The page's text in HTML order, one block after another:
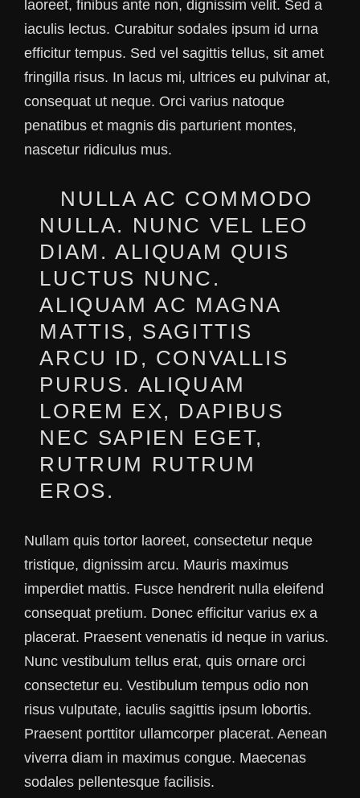
laoreet, finibus ante non, dignissim velit. Sed a
iaculis lectus. Curabitur sodales ipsum id urna
efficitur tempus. Sed vel sagittis tellus, sit amet
fringilla risus. In lacus mi, ultrices eu pulvinar at,
consequat ut neque. Orci varius natoque
penatibus et magnis dis parturient montes,
nascetur ridiculus mus.
NULLA AC COMMODO
NULLA. NUNC VEL LEO
DIAM. ALIQUAM QUIS
LUCTUS NUNC.
ALIQUAM AC MAGNA
MATTIS, SAGITTIS
ARCU ID, CONVALLIS
PURUS. ALIQUAM
LOREM EX, DAPIBUS
NEC SAPIEN EGET,
RUTRUM RUTRUM
EROS.
Nullam quis tortor laoreet, consectetur neque
tristique, dignissim arcu. Mauris maximus
imperdiet mattis. Fusce hendrerit nulla eleifend
consequat pretium. Donec efficitur varius ex a
placerat. Praesent venenatis id neque in varius.
Nunc vestibulum tellus erat, quis ornare orci
consectetur eu. Vestibulum tempus odio non
risus vulputate, iaculis sagittis ipsum lobortis.
Praesent porttitor ullamcorper placerat. Aenean
viverra diam in maximus congue. Maecenas
sodales pellentesque facilisis.